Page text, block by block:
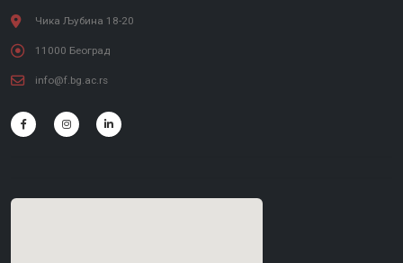
Чика Љубина 18-20
11000 Београд
info@f.bg.ac.rs